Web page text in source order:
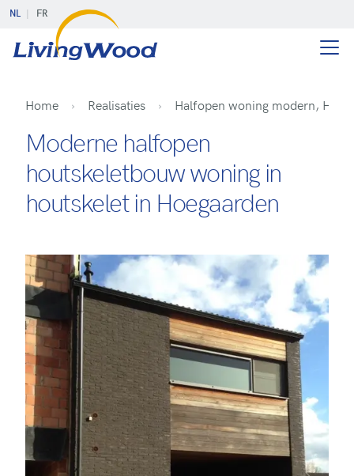
NL FR
Home Realisaties Halfopen woning modern,
Moderne halfopen
houtskeletbouw woning in
houtskelet in Hoegaarden